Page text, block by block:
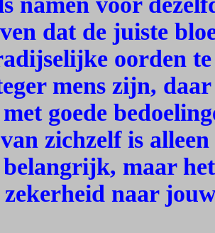
dat de juiste
oorden te
mens zijn,
met goede
zichzelf is
belangrijk, maar
naar